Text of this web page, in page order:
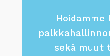
Hoidamme
sekä muut